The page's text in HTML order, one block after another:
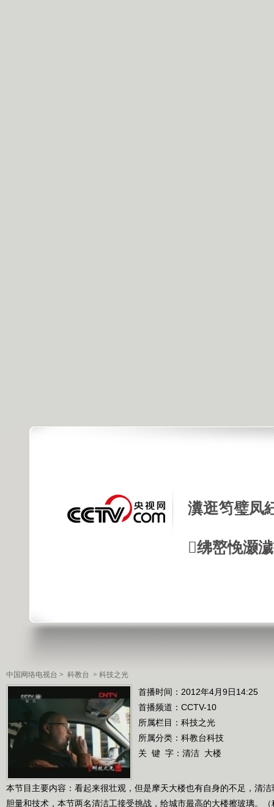
瀵逛笉璧凤
绋嶅悗灏
中国网络电视台 > 科教台 > 科技之光
首播时间：2012年4月9日14:25
首播频道： CCTV-10
所属栏目： 科技之光
所属分类：科教台科技
关 键 字： 清洁 大楼
本节目主要内容：看起来很壮观，但是摩天大楼也有自身的不足，清
胆量和技术，本节两名清洁工接受挑战，给城市最高的大楼擦玻璃。